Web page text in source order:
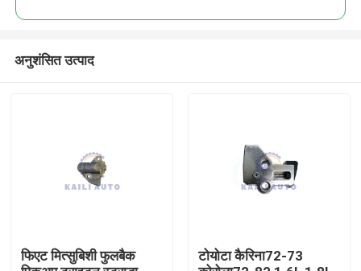
अनुशंसित उत्पाद
फिएट मित्सुबिशी फुलबैक
टोयोटा कैरिना72-73